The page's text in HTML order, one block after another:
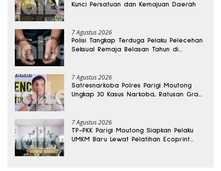
Kunci Persatuan dan Kemajuan Daerah
7 Agustus 2026
Polisi Tangkap Terduga Pelaku Pelecehan
Seksual Remaja Belasan Tahun di
7 Agustus 2026
Satresnarkoba Polres Parigi Moutong
Ungkap 30 Kasus Narkoba, Ratusan Gram
7 Agustus 2026
TP-PKK Parigi Moutong Siapkan Pelaku
UMKM Baru Lewat Pelatihan Ecoprint